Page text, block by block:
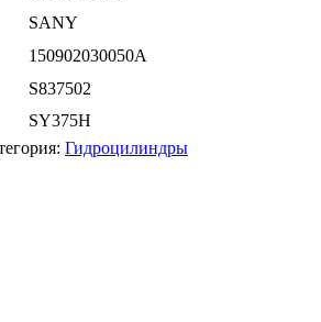
SANY
150902030050A
S837502
SY375H
Гидроцилиндры